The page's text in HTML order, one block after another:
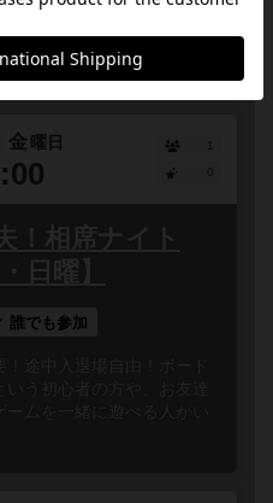
KLASKをこよなく愛する
店長の新葉です。最近は将
のMリーグ、TV...
金曜日
1
！相席ナイト
日曜】
誰でも参加
途中入退場自由！ボード
いう初心者の方や、お友達
ムを一緒に遊べる人がい